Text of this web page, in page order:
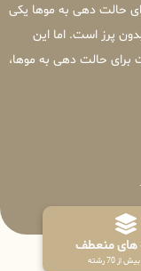
حالت دهی به موها یکی
پرز است. اما این
برای حالت دهی به موها،
های منعطف
70 رشته